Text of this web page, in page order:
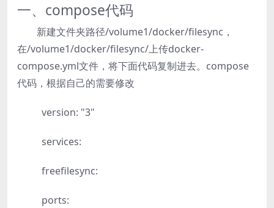
一、compose代码
新建文件夹路径/volume1/docker/filesync，
在/volume1/docker/filesync/上传docker-
compose.yml文件，将下面代码复制进去。compose
代码，根据自己的需要修改
version: "3"
services:
freefilesync:
ports: